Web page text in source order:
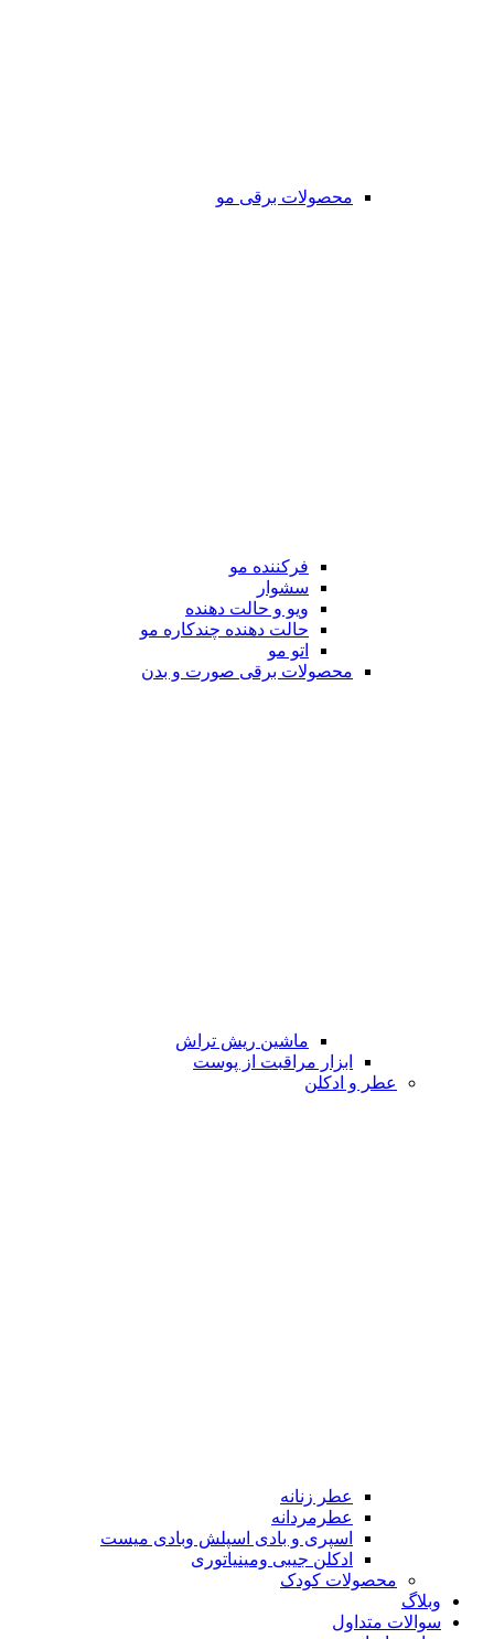
محصولات برقی مو
فرکننده مو
سشوار
ویو و حالت دهنده
حالت دهنده چندکاره مو
اتو مو
محصولات برقی صورت و بدن
ماشین ریش تراش
ابزار مراقبت از پوست
عطر و ادکلن
عطر زنانه
عطرمردانه
اسپری و بادی اسپلش وبادی میست
ادکلن جیبی ومینیاتوری
محصولات کودک
وبلاگ
سوالات متداول